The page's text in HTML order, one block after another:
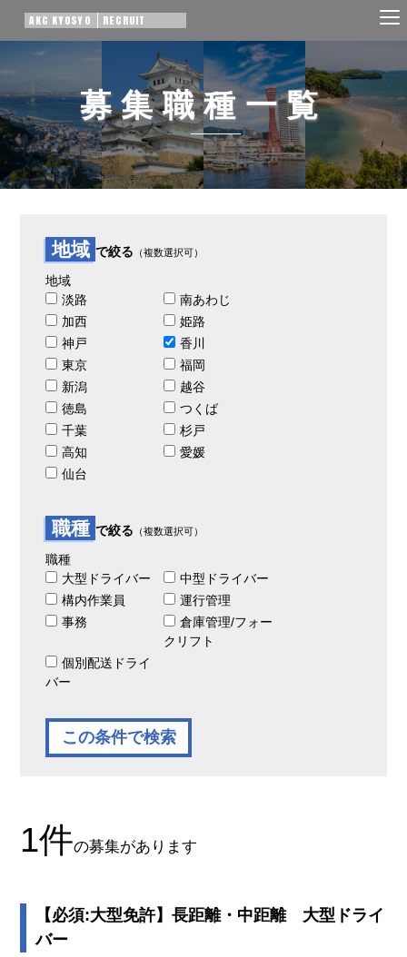
AKC KYOSYO RECRUIT
募集職種一覧
地域 で絞る （複数選択可）
地域
淡路
南あわじ
加西
姫路
神戸
香川
東京
福岡
新潟
越谷
徳島
つくば
千葉
杉戸
高知
愛媛
仙台
職種 で絞る （複数選択可）
職種
大型ドライバー
中型ドライバー
構内作業員
運行管理
事務
倉庫管理/フォー
クリフト
個別配送ドライ
バー
1件の募集があります
【必須:大型免許】長距離・中距離 大型ドライ
バー